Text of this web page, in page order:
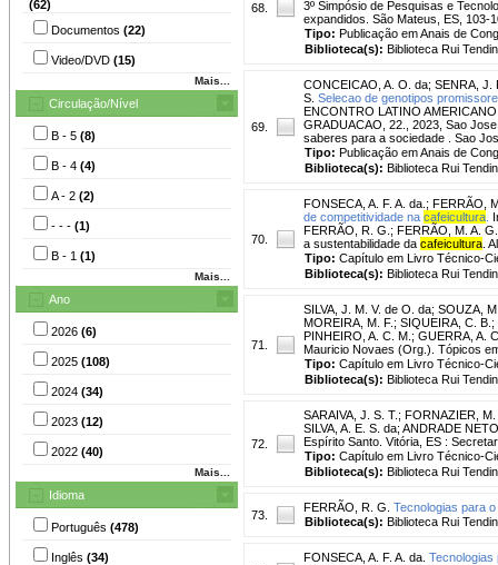
(62)
Documentos (22)
Video/DVD (15)
Mais...
Circulação/Nível
B - 5 (8)
B - 4 (4)
A - 2 (2)
- - - (1)
B - 1 (1)
Mais...
Ano
2026 (6)
2025 (108)
2024 (34)
2023 (12)
2022 (40)
Mais...
Idioma
Português (478)
Inglês (34)
68.
3º Simpósio de Pesquisas e
expandidos. São Mateus, ES, 103-
Tipo: Publicação em Anais de
Biblioteca(s): Biblioteca Rui
69.
CONCEICAO, A. O. da; SENRA, J.
S. Selecao de genotipos
ENCONTRO LATINO
GRADUACAO, 22., 2023, Sao
saberes para a sociedade . Sao
Tipo: Publicação em Anais de
Biblioteca(s): Biblioteca Rui
70.
FONSECA, A. F. A. da. ; FERRÃO,
de competitividade na cafeicultura
FERRÃO, R. G.; FERRÃO, M. A.
a sustentabilidade da cafeicultura .
Tipo: Capítulo em Livro Técnico-
Biblioteca(s): Biblioteca Rui
71.
SILVA, J. M. V. de O. da; SOUZA,
MOREIRA, M. F. ; SIQUEIRA, C. B. ;
PINHEIRO, A. C. M. ; GUERRA, A.
Mauricio Novaes (Org.). Tópicos
Tipo: Capítulo em Livro Técnico-
Biblioteca(s): Biblioteca Rui
72.
SARAIVA, J. S. T. ; FORNAZIER,
SILVA, A. E. S. da; ANDRADE
Espírito Santo. Vitória, ES :
Tipo: Capítulo em Livro Técnico-
Biblioteca(s): Biblioteca Rui
73.
FERRÃO, R. G. Tecnologias para
Biblioteca(s): Biblioteca Rui
FONSECA, A. F. A. da. Tecnologias